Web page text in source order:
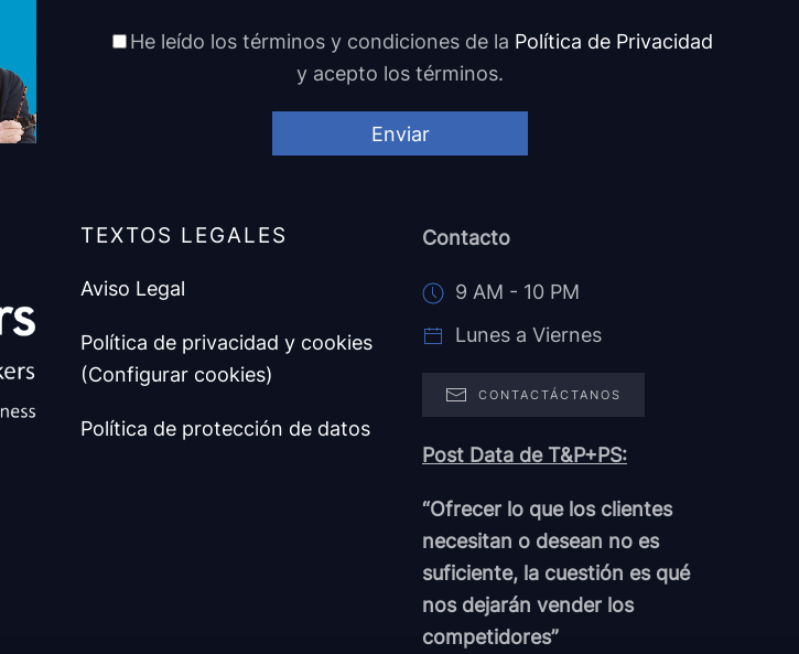
He leído los términos y condiciones de la Política de Privacidad
y acepto los términos.
TEXTOS LEGALES
Aviso Legal
Política de privacidad y cookies
(Configurar cookies)
Política de protección de datos
Contacto
9 AM - 10 PM
Lunes a Viernes
CONTACTÁCTANOS
Post Data de T&P+PS:
“Ofrecer lo que los clientes
necesitan o desean no es
suficiente, la cuestión es qué
nos dejarán vender los
competidores”